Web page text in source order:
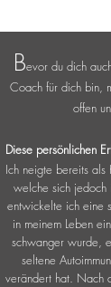
Bevor du dich
Coach für dich bin,
offen
Diese persönlichen
Ich neigte bereits als
welche sich
entwickelte ich eine
in meinem Leben
schwanger wurde,
seltene
verändert hat. Nach